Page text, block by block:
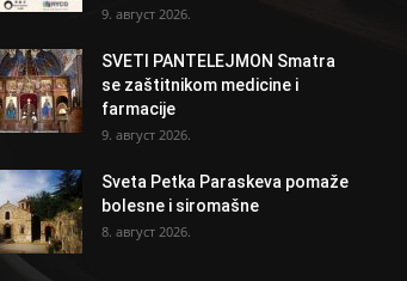
9. август 2026.
SVETI PANTELEJMON Smatra
se zaštitnikom medicine i
farmacije
9. август 2026.
Sveta Petka Paraskeva pomaže
bolesne i siromašne
8. август 2026.